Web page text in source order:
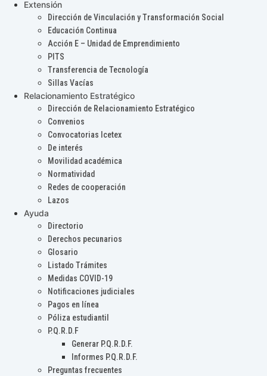
Extensión
Dirección de Vinculación y Transformación Social
Educación Continua
Acción E – Unidad de Emprendimiento
PITS
Transferencia de Tecnología
Sillas Vacías
Relacionamiento Estratégico
Dirección de Relacionamiento Estratégico
Convenios
Convocatorias Icetex
De interés
Movilidad académica
Normatividad
Redes de cooperación
Lazos
Ayuda
Directorio
Derechos pecunarios
Glosario
Listado Trámites
Medidas COVID-19
Notificaciones judiciales
Pagos en línea
Póliza estudiantil
P.Q.R.D.F
Generar P.Q.R.D.F.
Informes P.Q.R.D.F.
Preguntas frecuentes